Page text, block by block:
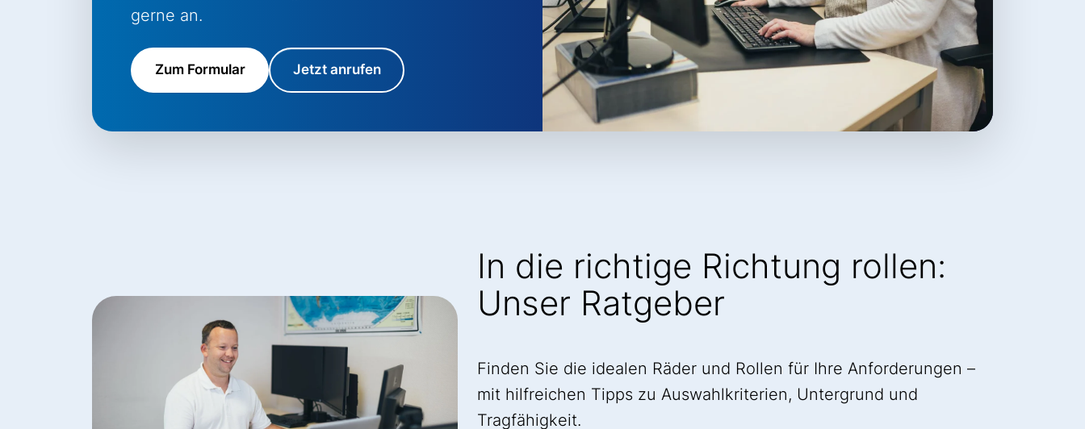
gerne an.
Zum Formular Jetzt anrufen
In die richtige Richtung rollen:
Unser Ratgeber
Finden Sie die idealen Räder und Rollen für Ihre Anforderungen –
mit hilfreichen Tipps zu Auswahlkriterien, Untergrund und
Tragfähigkeit.